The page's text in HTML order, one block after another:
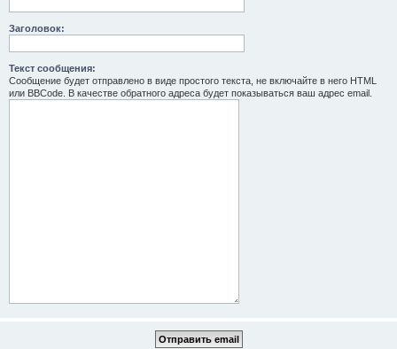
Заголовок:
Текст сообщения:
Сообщение будет отправлено в виде простого текста, не включайте в него HTML
или BBCode. В качестве обратного адреса будет показываться ваш адрес email.